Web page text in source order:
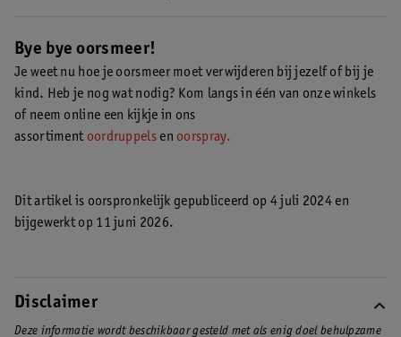
oorsmeer het beste kan verwijderen
zoutoplossing of oorreiniger.
verwijderen
Bye bye oorsmeer!
Je weet nu hoe je oorsmeer moet verwijderen bij jezelf of bij je
kind. Heb je nog wat nodig? Kom langs in één van onze winkels
of neem online een kijkje in ons
assortiment oordruppelsen oorspray.
Dit artikel is oorspronkelijk gepubliceerd op 4 juli 2024 en
bijgewerkt op 11 juni 2026.
Disclaimer
Deze informatie wordt beschikbaar gesteld met als enig doel behulpzame